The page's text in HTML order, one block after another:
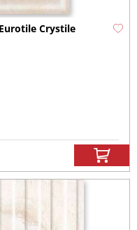
Crystile